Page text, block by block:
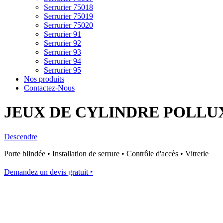
Serrurier 75018
Serrurier 75019
Serrurier 75020
Serrurier 91
Serrurier 92
Serrurier 93
Serrurier 94
Serrurier 95
Nos produits
Contactez-Nous
JEUX DE CYLINDRE
Descendre
Porte blindée • Installation de serrure • Contrôle d'accès • Vitrerie
Demandez un devis gratuit ‣